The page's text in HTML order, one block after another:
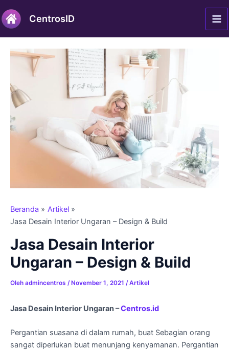
ke
konten
CentrosID
Beranda
Artikel
Jasa Desain Interior Ungaran – Design & Build
Jasa Desain Interior
Ungaran – Design & Build
Oleh admincentros /November 1, 2021 /Artikel
Jasa Desain Interior Ungaran–Centros.id
Pergantian suasana di dalam rumah, buat Sebagian orang
sangat diperlukan buat menunjang kenyamanan. Pergantian
navigation